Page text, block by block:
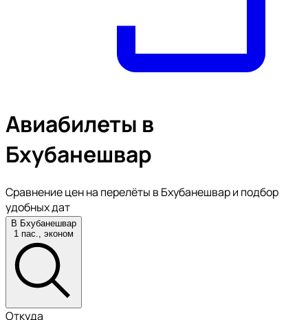
Авиабилеты в
Бхубанешвар
Сравнение цен на перелёты в Бхубанешвар и подбор
удобных дат
В Бхубанешвар
1 пас., эконом
Откуда